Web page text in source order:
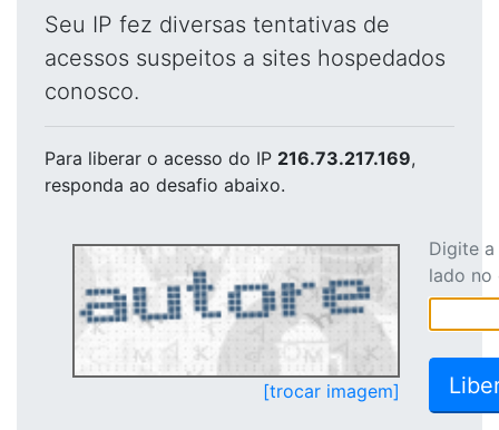
Seu IP fez diversas tentativas de
acessos suspeitos a sites hospedados
conosco.
Para liberar o acesso do IP 216.73.217.169,
responda ao desafio abaixo.
[trocar imagem]
Digite
lado no